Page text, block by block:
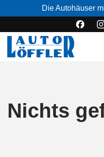
Die Autohäuser
Nichts